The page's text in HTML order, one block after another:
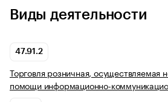
Виды деятельности
47.91.2
Торговля розничная, осуществляемая
помощи информационно-